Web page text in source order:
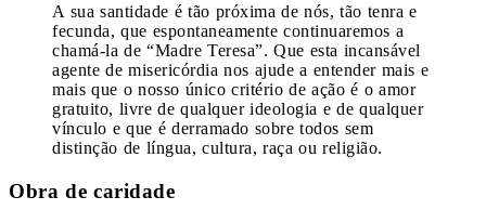
A sua santidade é tão próxima de nós, tão tenra e
fecunda, que espontaneamente continuaremos a
chamá-la de “Madre Teresa”. Que esta incansável
agente de misericórdia nos ajude a entender mais e
mais que o nosso único critério de ação é o amor
gratuito, livre de qualquer ideologia e de qualquer
vínculo e que é derramado sobre todos sem
distinção de língua, cultura, raça ou religião.
Obra de caridade